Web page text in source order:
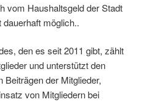
vom Haushaltsgeld der Stadt
möglich..
den es seit 2011 gibt, zählt
und unterstützt den
Beiträgen der Mitglieder,
von Mitgliedern bei